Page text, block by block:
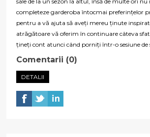
completeze garderoba întocmai preferințelor
pentru a vă ajuta să aveți mereu ținute
atrăgătoare vă oferim în continuare câteva
țineți cont atunci când porniți într-o sesiune de
Comentarii (0)
DETALII